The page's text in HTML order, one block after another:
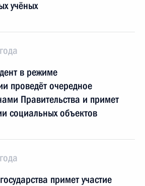
учёных
в режиме
проведёт очередное
Правительства и примет
социальных объектов
примет участие